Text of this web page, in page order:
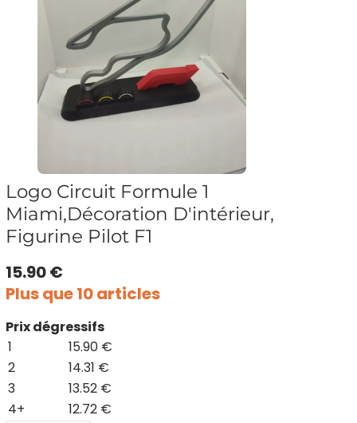
Logo Circuit Formule 1
Miami,Décoration D'intérieur,
Figurine Pilot F1
15.90 €
Plus que 10 articles
Prix dégressifs
1
15.90 €
2
14.31 €
3
13.52 €
4+
12.72 €